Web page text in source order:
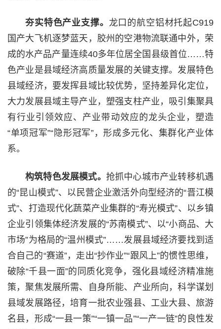
夯实特色产业支撑。 龙口的航空铝材托起C919
国产大飞机逐梦蓝天，胶州的空港物流联通中外，荣
成的水产品产量连续40多年位居全国县级首位……特
色产业是县域经济高质量发展的关键支撑。发展特色
县域经济，要发挥县域比较优势，坚持差异化定位，
大力发展县域主导产业，塑强支柱产业，吸引集聚具
有行业引领效应、产业带动效应的龙头企业，塑造
“单项冠军”“隐形冠军”，形成多元化、集群化产业体
系。
构筑特色发展模式。 抢抓中心城市产业转移机遇
的“昆山模式”、以民营企业激活外向型经济的“晋江模
式”、打造现代化蔬菜产业集群的“寿光模式”、以乡镇
企业引领集体经济发展的“苏南模式”、以“小商品、大
市场”为格局的“温州模式”……发展县域经济要找到适
合自己的“赛道”，走出“抄作业”“跟风上”的惯性思维，
破除“千县一面”的同质化竞争，强化县域经济精准施
策，聚焦发展所需、自身所能、产业所向，科学谋划
县域发展路径，培育一批农业强县、工业大县、旅游
名县，形成“一县一策”“一镇一品”“一产一链”的良性发